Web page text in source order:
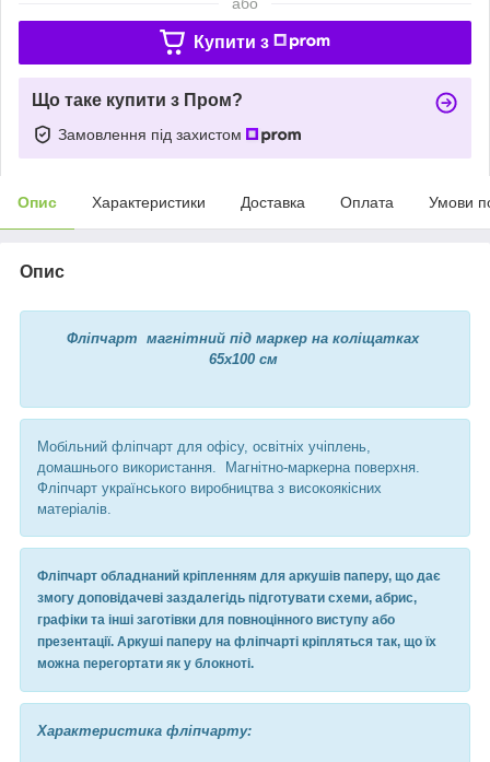
Купити з
Що таке купити з Пром?
Замовлення під захистом
Опис Характеристики Доставка Оплата Умови
Опис
Фліпчарт магнітний під маркер на коліщатках
65х100 см
Мобільний фліпчарт для офісу, освітніх учіплень,
домашнього використання. Магнітно-маркерна поверхня.
Фліпчарт українського виробництва з високоякісних
матеріалів.
Фліпчарт обладнаний кріпленням для аркушів паперу, що дає
змогу доповідачеві заздалегідь підготувати схеми, абрис,
графіки та інші заготівки для повноцінного виступу або
презентації. Аркуші паперу на фліпчарті кріпляться так, що їх
можна перегортати як у блокноті.
Характеристика фліпчарту: